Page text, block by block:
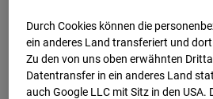
Durch Cookies können die
ein anderes Land transferiert und
Zu den von uns oben erwähnten
Datentransfer in ein anderes Land
auch Google LLC mit Sitz in den USA.